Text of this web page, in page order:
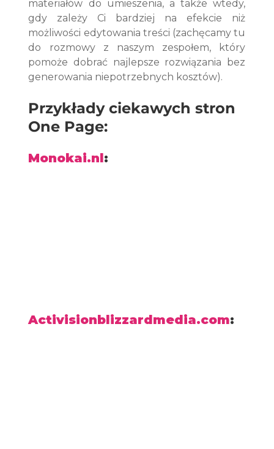
materiałów do umieszenia, a także wtedy,
gdy zależy Ci bardziej na efekcie niż
możliwości edytowania treści (zachęcamy tu
do rozmowy z naszym zespołem, który
pomoże dobrać najlepsze rozwiązania bez
generowania niepotrzebnych kosztów).
Przykłady ciekawych stron
One Page:
Monokai.nl:
Activisionblizzardmedia.com: